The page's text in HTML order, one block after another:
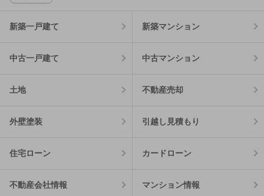
新築一戸建て 新築マンション
中古一戸建て 中古マンション
土地 不動産売却
外壁塗装 引越し見積もり
住宅ローン カードローン
不動産会社情報 マンション情報